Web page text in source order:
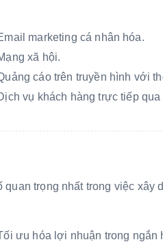
marketing cá nhân hóa.
xã hội.
cáo trên truyền hình với
vụ khách hàng trực tiếp
quan trọng nhất trong việc
ưu hóa lợi nhuận trong ngắn